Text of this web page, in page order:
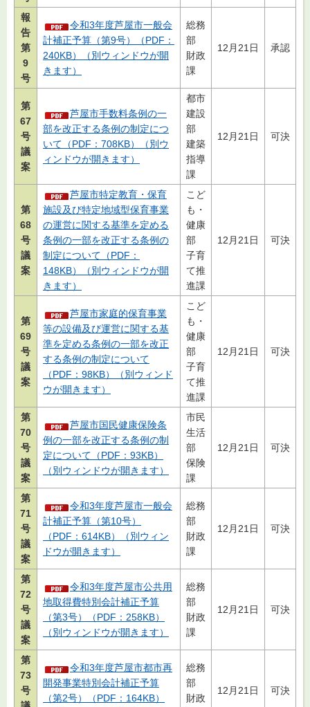
報
告
第
9
号
令和3年度芦屋市一般会
計補正予算（第9号）（PDF：
240KB）（別ウィンドウが開
きます）
総務
部
財政
課
12月21日 承認
第
67
号
議
案
芦屋市手数料条例の一
部を改正する条例の制定につ
いて（PDF：708KB）（別ウ
ィンドウが開きます）
都市
建設
部
建築
指導
課
12月21日 可決
第
68
号
議
案
芦屋市特定教育・保育
施設及び特定地域型保育事業
の運営に関する基準を定める
条例の一部を改正する条例の
制定について（PDF：
148KB）（別ウィンドウが開
きます）
こど
も・
健康
部
子育
て推
進課
12月21日 可決
第
69
号
議
案
芦屋市家庭的保育事業
等の設備及び運営に関する基
準を定める条例の一部を改正
する条例の制定について
（PDF：98KB）（別ウィンド
ウが開きます）
こど
も・
健康
部
子育
て推
進課
12月21日 可決
第
70
号
議
案
芦屋市国民健康保険条
例の一部を改正する条例の制
定について（PDF：93KB）
（別ウィンドウが開きます）
市民
生活
部
保険
課
12月21日 可決
第
71
号
議
案
令和3年度芦屋市一般会
計補正予算（第10号）
（PDF：614KB）（別ウィン
ドウが開きます）
総務
部
財政
課
12月21日 可決
第
72
号
議
案
令和3年度芦屋市公共用
地取得費特別会計補正予算
（第3号）（PDF：258KB）
（別ウィンドウが開きます）
総務
部
財政
課
12月21日 可決
第
73
号
令和3年度芦屋市都市再
開発事業特別会計補正予算
（第2号）（PDF：164KB）
総務
部
財政
12月21日 可決